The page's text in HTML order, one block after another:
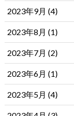
2023年9月 (4)
2023年8月 (1)
2023年7月 (2)
2023年6月 (1)
2023年5月 (4)